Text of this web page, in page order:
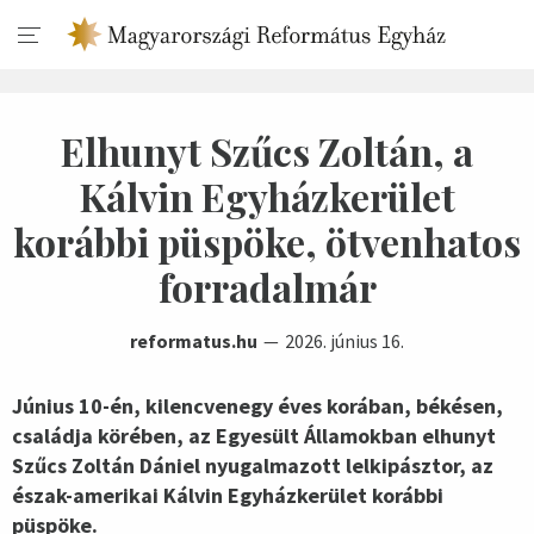
Elhunyt Szűcs Zoltán, a
Kálvin Egyházkerület
korábbi püspöke, ötvenhatos
forradalmár
reformatus.hu 2026. június 16.
Június 10-én, kilencvenegy éves korában, békésen,
családja körében, az Egyesült Államokban elhunyt
Szűcs Zoltán Dániel nyugalmazott lelkipásztor, az
észak-amerikai Kálvin Egyházkerület korábbi
püspöke.